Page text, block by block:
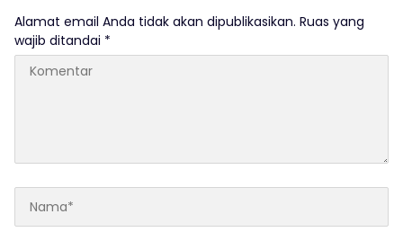
Alamat email Anda tidak akan dipublikasikan. Ruas yang
wajib ditandai *